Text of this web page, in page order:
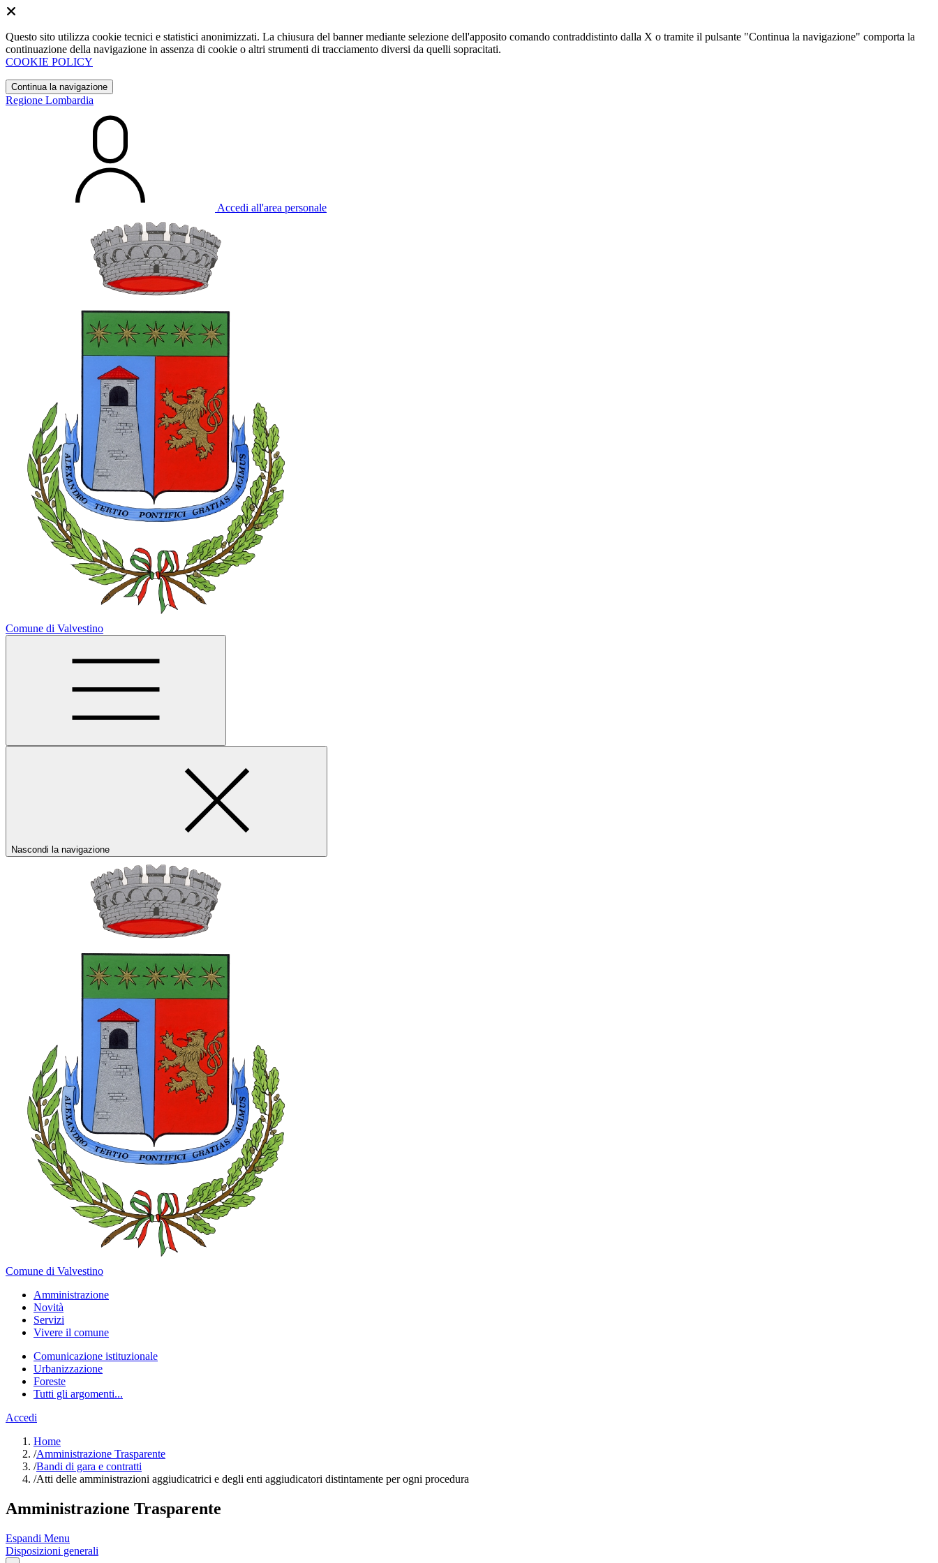
Questo sito utilizza cookie tecnici e statistici anonimizzati. La chiusura del banner mediante selezione dell'apposito comando contraddistinto dalla X o tramite il pulsante "Continua la navigazione" comporta la
continuazione della navigazione in assenza di cookie o altri strumenti di tracciamento diversi da quelli sopracitati.
COOKIE POLICY
Continua la navigazione
Regione Lombardia
Accedi all'area personale
Comune di Valvestino
Nascondi la navigazione
Comune di Valvestino
Amministrazione
Novità
Servizi
Vivere il comune
Comunicazione istituzionale
Urbanizzazione
Foreste
Tutti gli argomenti...
Accedi
Home
/Amministrazione Trasparente
/Bandi di gara e contratti
/Atti delle amministrazioni aggiudicatrici e degli enti aggiudicatori distintamente per ogni procedura
Amministrazione Trasparente
Espandi Menu
Disposizioni generali